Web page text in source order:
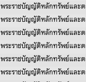
พระราชบัญญัติหลักทรัพย์แล
พระราชบัญญัติหลักทรัพย์แล
พระราชบัญญัติหลักทรัพย์แล
พระราชบัญญัติหลักทรัพย์แล
พระราชบัญญัติหลักทรัพย์แล
พระราชบัญญัติหลักทรัพย์แล